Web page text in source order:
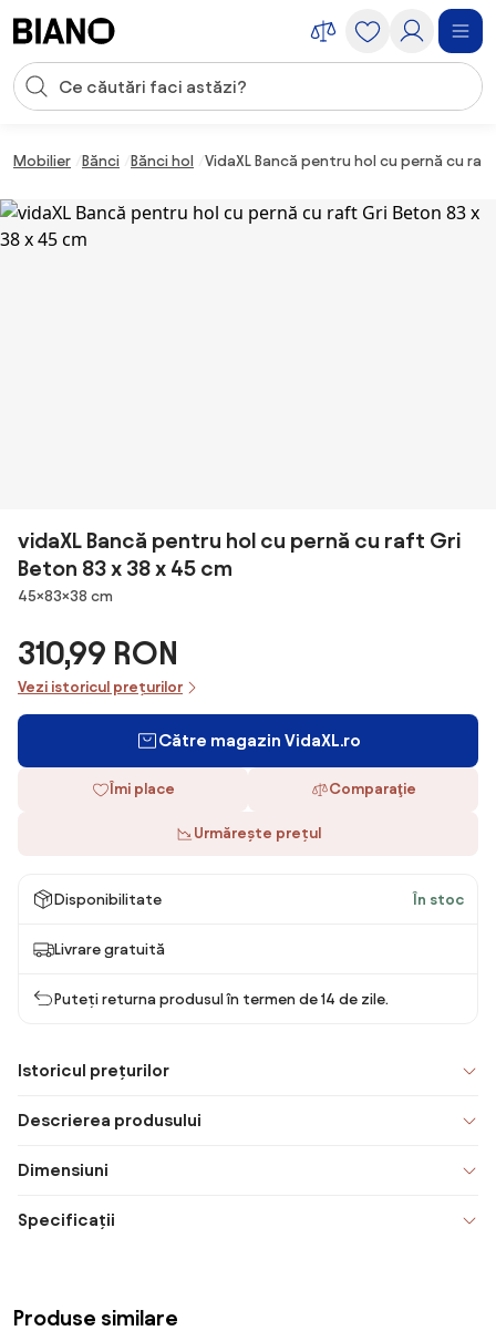
Introducerea căutării
Mobilier Bănci Bănci hol VidaXL Bancă pentru hol cu pernă cu
vidaXL Bancă pentru hol cu pernă cu raft Gri
Beton 83 x 38 x 45 cm
Dimensiuni
45×83×38 cm
310,99 RON
Vezi istoricul prețurilor
Către magazin VidaXL.ro
Îmi place Comparaţie
Urmărește prețul
Disponibilitate În stoc
Livrare gratuită
Puteți returna produsul în termen de 14 de zile.
Istoricul prețurilor
Descrierea produsului
Dimensiuni
Specificații
Produse similare